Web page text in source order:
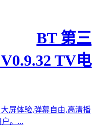
BT 第三
TV电
屏体验,弹幕自由,高清播
。...